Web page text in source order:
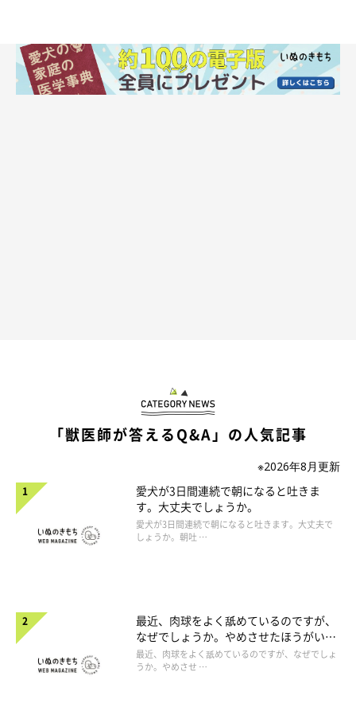
「獣医師が答えるQ&A」の人気記事
※2026年8月更新
愛犬が3日間連続で朝になると吐きま
す。大丈夫でしょうか。
愛犬が3日間連続で朝になると吐きます。大丈夫で
しょうか。朝吐 …
最近、肉球をよく舐めているのですが、
なぜでしょうか。やめさせたほうがいい
のでしょうか。
最近、肉球をよく舐めているのですが、なぜでしょ
うか。やめさせ …